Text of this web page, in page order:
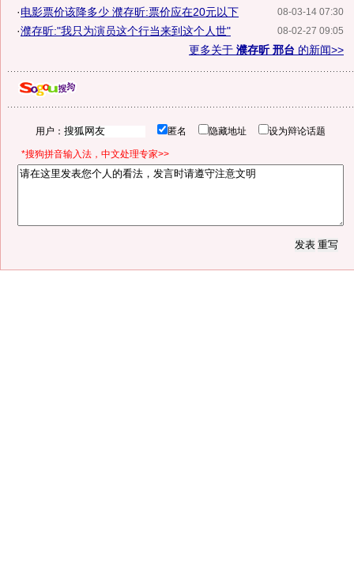
08-03-14 07:30
·电影票价该降多少 濮存昕:票价应在20元以下
08-02-27 09:05
·濮存昕:"我只为演员这个行当来到这个人世"
更多关于 濮存昕 邢台 的新闻>>
用户： 匿名 隐藏地址 设为辩论话题
*搜狗拼音输入法，中文处理专家>>